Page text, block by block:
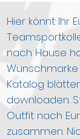
Hier könnt Ihr
nach Hause
Katalog
downloaden.
Outfit nach
zusammen.